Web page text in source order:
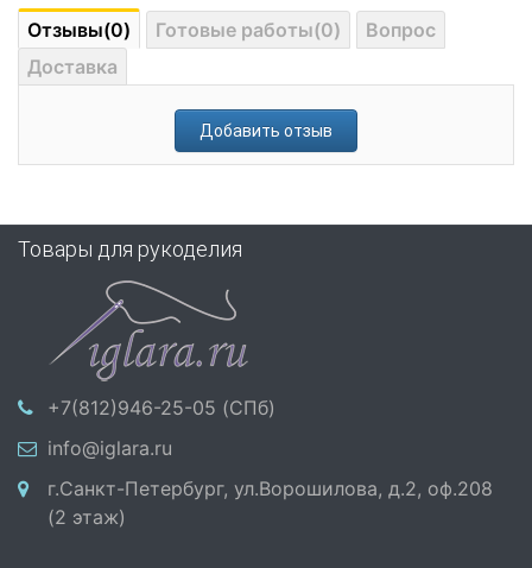
Отзывы(0) Готовые работы(0)
Вопрос
Доставка
Добавить отзыв
Товары для рукоделия
+7(812)946-25-05 (СПб)
info@iglara.ru
г.Санкт-Петербург, ул.Ворошилова, д.2, оф.208
(2 этаж)